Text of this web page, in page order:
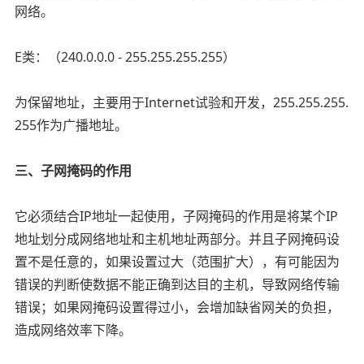
网络。
E类：（240.0.0.0 - 255.255.255.255）
为保留地址，主要用于Internet试验和开发，255.255.255.
255作为广播地址。
三、子网掩码的作用
它必须结合IP地址一起使用，子网掩码的作用是将某个IP
地址划分成网络地址和主机地址两部分。并且子网掩码设
置不是任意的，如果设置过大（范围扩大），有可能因为
错误的判断使数据不能正确到达目的主机，导致网络传输
错误；如果网掩码设置得过小，会增加缺省网关的负担，
造成网络效率下降。